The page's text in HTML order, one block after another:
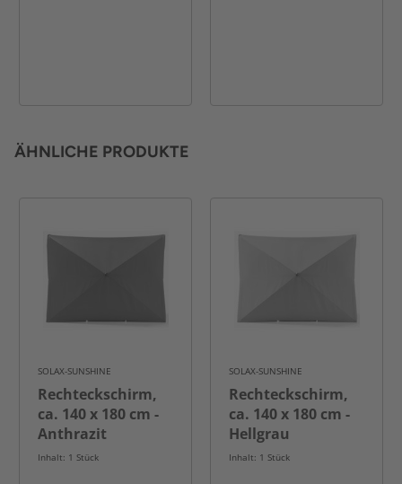
ÄHNLICHE PRODUKTE
SOLAX-SUNSHINE
Rechteckschirm,
ca. 140 x 180 cm -
Anthrazit
Inhalt: 1 Stück
SOLAX-SUNSHINE
Rechteckschirm,
ca. 140 x 180 cm -
Hellgrau
Inhalt: 1 Stück